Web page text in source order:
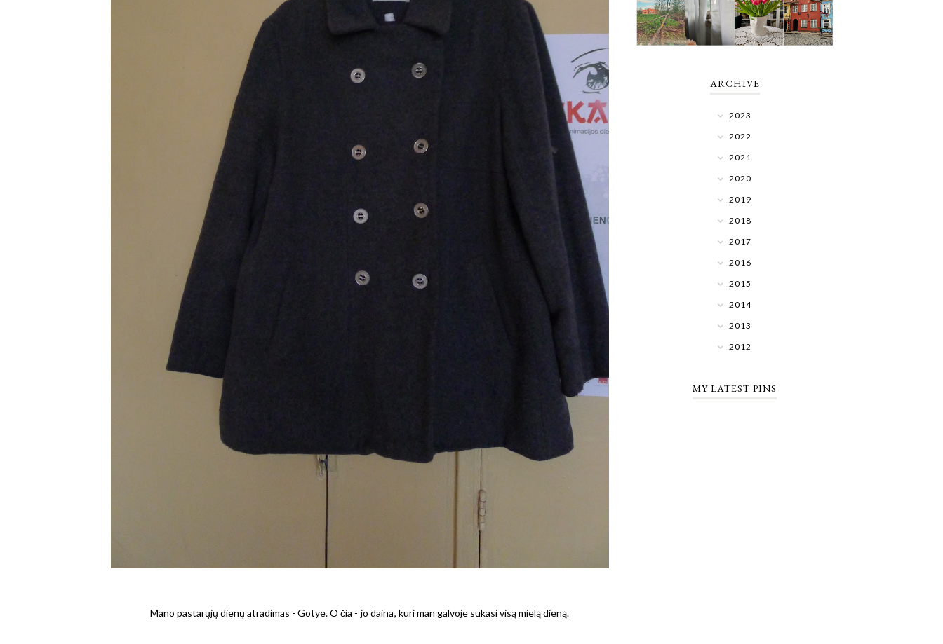
Mano pastarųjų dienų atradimas - Gotye. O čia - jo daina, kuri man galvoje sukasi visą mielą dieną.
ARCHIVE
2023
2022
2021
2020
2019
2018
2017
2016
2015
2014
2013
2012
MY LATEST PINS